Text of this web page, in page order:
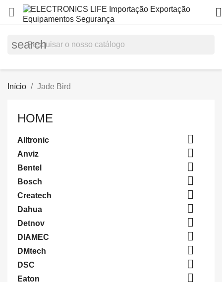
 
search
Início Jade Bird
HOME
Alltronic 
Anviz 
Bentel 
Bosch 
Createch 
Dahua 
Detnov 
DIAMEC 
DMtech 
DSC 
Eaton 